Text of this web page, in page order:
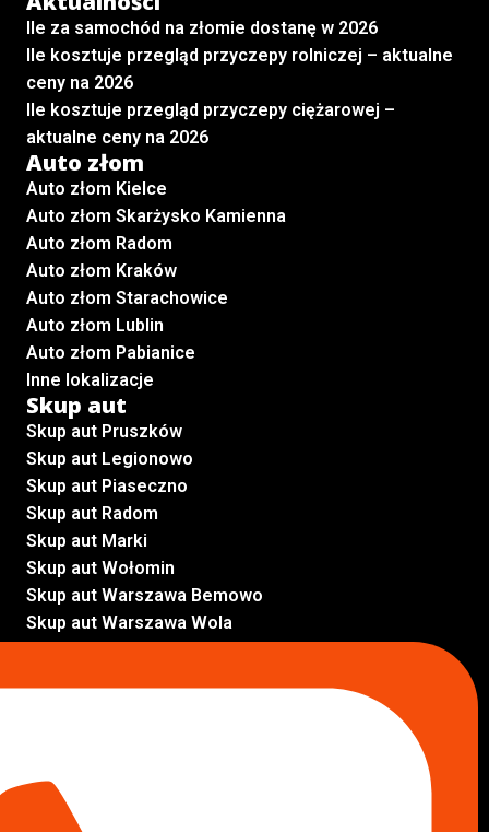
Ile za samochód na złomie dostanę w 2026
Ile kosztuje przegląd przyczepy rolniczej – aktualne
ceny na 2026
Ile kosztuje przegląd przyczepy ciężarowej –
aktualne ceny na 2026
Auto złom
Auto złom Kielce
Auto złom Skarżysko Kamienna
Auto złom Radom
Auto złom Kraków
Auto złom Starachowice
Auto złom Lublin
Auto złom Pabianice
Inne lokalizacje
Skup aut
Skup aut Pruszków
Skup aut Legionowo
Skup aut Piaseczno
Skup aut Radom
Skup aut Marki
Skup aut Wołomin
Skup aut Warszawa Bemowo
Skup aut Warszawa Wola
Komis samochodowy Radom
Komis samochodowy Płock